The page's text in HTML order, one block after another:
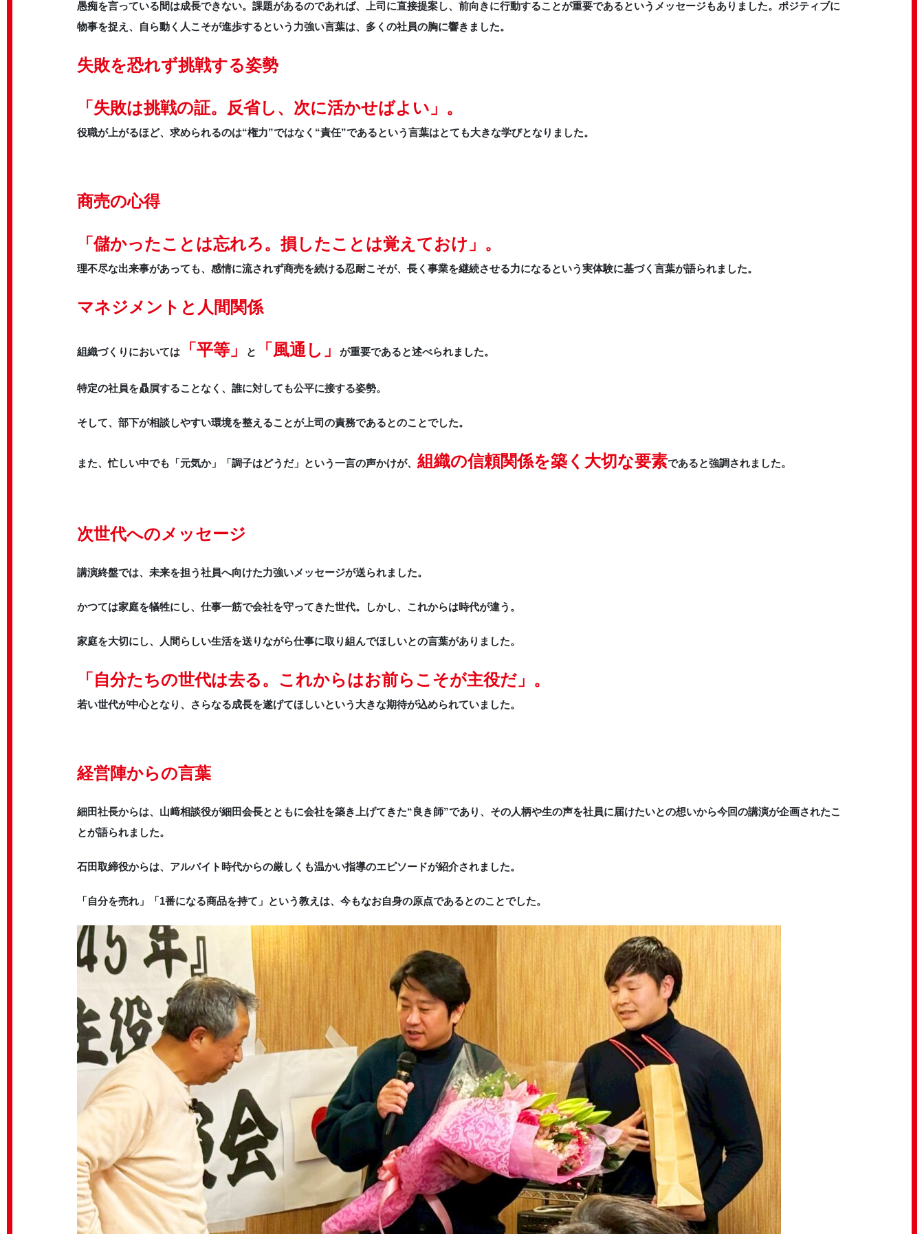
愚痴を言っている間は成長できない。課題があるのであれば、上司に直接提案し、前向きに行動することが重要であるというメッセージもありました。ポジティブに
物事を捉え、自ら動く人こそが進歩するという力強い言葉は、多くの社員の胸に響きました。
失敗を恐れず挑戦する姿勢
「失敗は挑戦の証。反省し、次に活かせばよい」。
役職が上がるほど、求められるのは“権力”ではなく“責任”であるという言葉はとても大きな学びとなりました。
商売の心得
「儲かったことは忘れろ。損したことは覚えておけ」。
理不尽な出来事があっても、感情に流されず商売を続ける忍耐こそが、長く事業を継続させる力になるという実体験に基づく言葉が語られました。
マネジメントと人間関係
組織づくりにおいては 「平等」 と 「風通し」が重要であると述べられました。
特定の社員を贔屓することなく、誰に対しても公平に接する姿勢。
そして、部下が相談しやすい環境を整えることが上司の責務であるとのことでした。
また、忙しい中でも「元気か」「調子はどうだ」という一言の声かけが、組織の信頼関係を築く大切な要素であると強調されました。
次世代へのメッセージ
講演終盤では、未来を担う社員へ向けた力強いメッセージが送られました。
かつては家庭を犠牲にし、仕事一筋で会社を守ってきた世代。しかし、これからは時代が違う。
家庭を大切にし、人間らしい生活を送りながら仕事に取り組んでほしいとの言葉がありました。
「自分たちの世代は去る。これからはお前らこそが主役だ」。
若い世代が中心となり、さらなる成長を遂げてほしいという大きな期待が込められていました。
経営陣からの言葉
細田社長からは、山﨑相談役が細田会長とともに会社を築き上げてきた“良き師”であり、その人柄や生の声を社員に届けたいとの想いから今回の講演が企画されたこ
とが語られました。
石田取締役からは、アルバイト時代からの厳しくも温かい指導のエピソードが紹介されました。
「自分を売れ」「1番になる商品を持て」という教えは、今もなお自身の原点であるとのことでした。